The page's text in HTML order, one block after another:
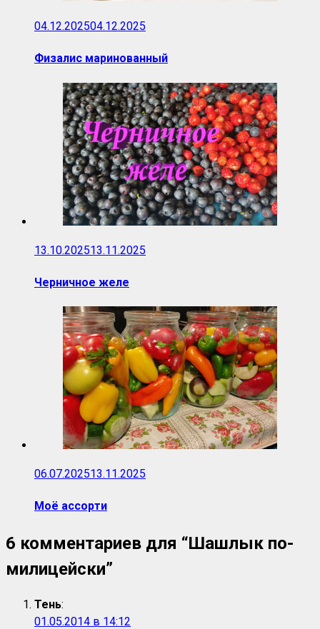
04.12.202504.12.2025
Физалис маринованный
13.10.202513.11.2025
Черничное желе
06.07.202513.11.2025
Моё ассорти
6 комментариев для “Шашлык по-
милицейски”
Тень:
01.05.2014 в 14:12